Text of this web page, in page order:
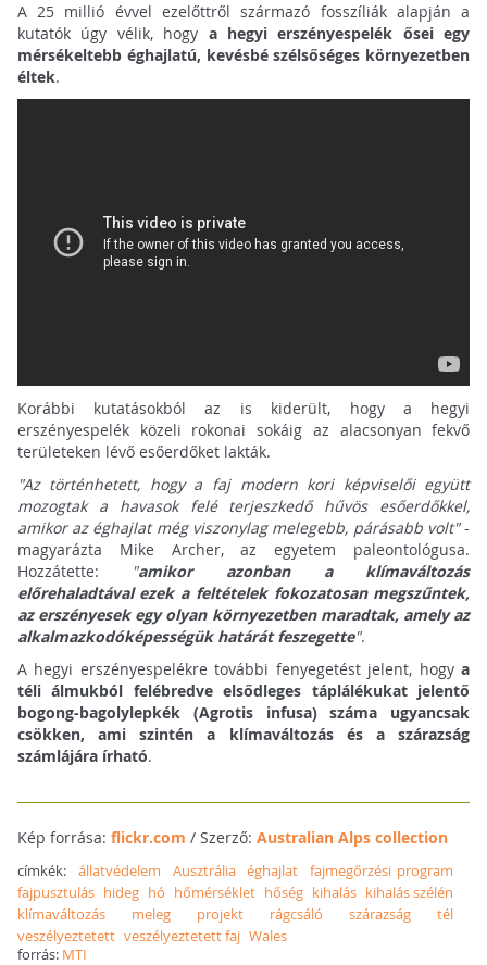
A 25 millió évvel ezelőttről származó fosszíliák alapján a
kutatók úgy vélik, hogy a hegyi erszényespelék ősei egy
mérsékeltebb éghajlatú, kevésbé szélsőséges környezetben
éltek.
Korábbi kutatásokból az is kiderült, hogy a hegyi
erszényespelék közeli rokonai sokáig az alacsonyan fekvő
területeken lévő esőerdőket lakták.
"Az történhetett, hogy a faj modern kori képviselői együtt
mozogtak a havasok felé terjeszkedő hűvös esőerdőkkel,
amikor az éghajlat még viszonylag melegebb, párásabb volt"-
magyarázta Mike Archer, az egyetem paleontológusa.
Hozzátette: "amikor azonban a klímaváltozás
előrehaladtával ezek a feltételek fokozatosan megszűntek,
az erszényesek egy olyan környezetben maradtak, amely az
alkalmazkodóképességük határát feszegette".
A hegyi erszényespelékre további fenyegetést jelent, hogya
téli álmukból felébredve elsődleges táplálékukat jelentő
bogong-bagolylepkék (Agrotis infusa) száma ugyancsak
csökken, ami szintén a klímaváltozás és a szárazság
számlájára írható.
Kép forrása: flickr.com / Szerző: Australian Alps collection
címkék: állatvédelem Ausztrália éghajlat
fajmegőrzési program
fajpusztulás hideg hó hőmérséklet hőség kihalás kihalás szélén
klímaváltozás
meleg projekt rágcsáló szárazság
tél
veszélyeztetett veszélyeztetett faj Wales
forrás: MTI